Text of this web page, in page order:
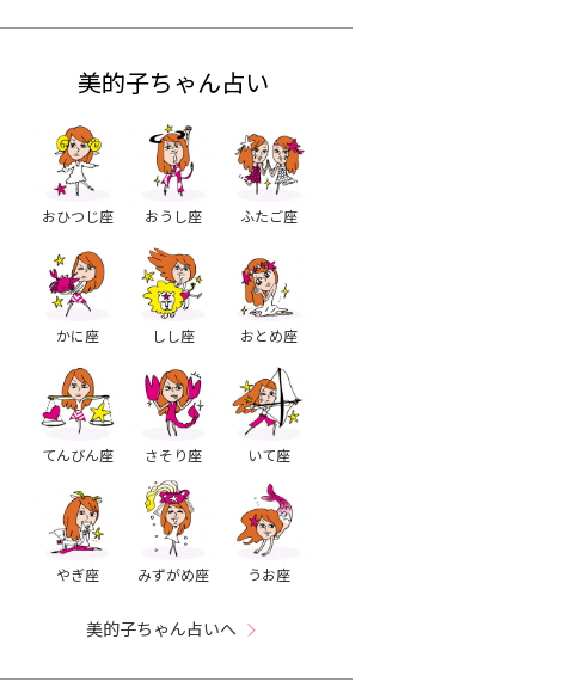
美的子ちゃん占い
おひつじ座 おうし座 ふたご座
かに座 しし座 おとめ座
てんびん座 さそり座 いて座
やぎ座 みずがめ座 うお座
美的子ちゃん占いへ